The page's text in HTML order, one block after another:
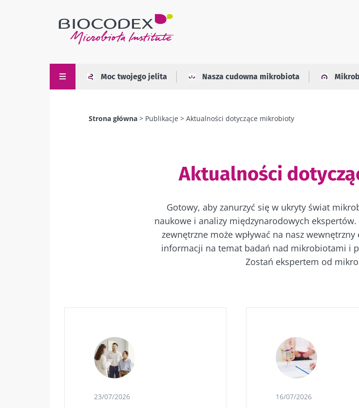
Moc twojego jelita Nasza cudowna mikrobiota
Strona główna Publikacje Aktualności dotyczące mikrobioty
Aktualności
Gotowy, aby zanurzyć się w ukryty świat
naukowe i analizy międzynarodowych
zewnętrzne może wpływać na nasz
informacji na temat badań nad mikrobiotami i
Zostań ekspertem od
23/07/2026 16/07/2026